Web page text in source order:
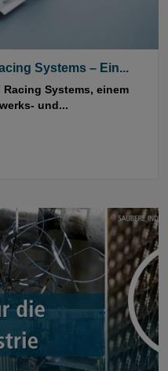
Systems – Ein...
Systems, einem
und...